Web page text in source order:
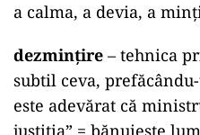
a calma, a devia, a
dezmințire – tehnica
subtil ceva,
este adevărat că